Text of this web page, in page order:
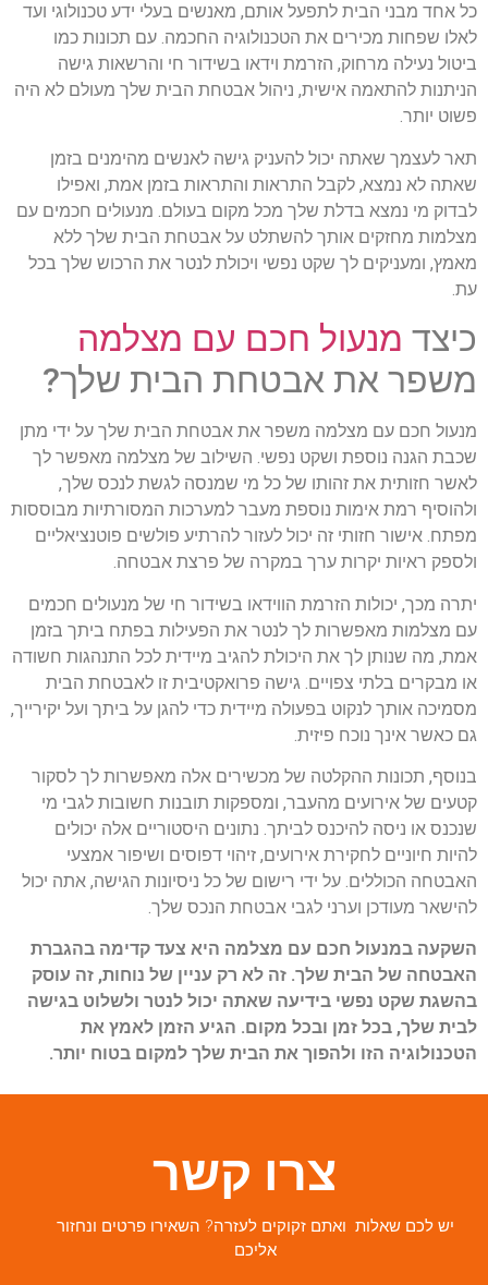
כל אחד מבני הבית לתפעל אותם, מאנשים בעלי ידע טכנולוגי ועד
לאלו שפחות מכירים את הטכנולוגיה החכמה. עם תכונות כמו
ביטול נעילה מרחוק, הזרמת וידאו בשידור חי והרשאות גישה
הניתנות להתאמה אישית, ניהול אבטחת הבית שלך מעולם לא היה
פשוט יותר.
תאר לעצמך שאתה יכול להעניק גישה לאנשים מהימנים בזמן
שאתה לא נמצא, לקבל התראות והתראות בזמן אמת, ואפילו
לבדוק מי נמצא בדלת שלך מכל מקום בעולם. מנעולים חכמים עם
מצלמות מחזקים אותך להשתלט על אבטחת הבית שלך ללא
מאמץ, ומעניקים לך שקט נפשי ויכולת לנטר את הרכוש שלך בכל
עת.
כיצד מנעול חכם עם מצלמה
משפר את אבטחת הבית שלך?
מנעול חכם עם מצלמה משפר את אבטחת הבית שלך על ידי מתן
שכבת הגנה נוספת ושקט נפשי. השילוב של מצלמה מאפשר לך
לאשר חזותית את זהותו של כל מי שמנסה לגשת לנכס שלך,
ולהוסיף רמת אימות נוספת מעבר למערכות המסורתיות מבוססות
מפתח. אישור חזותי זה יכול לעזור להרתיע פולשים פוטנציאליים
ולספק ראיות יקרות ערך במקרה של פרצת אבטחה.
יתרה מכך, יכולות הזרמת הווידאו בשידור חי של מנעולים חכמים
עם מצלמות מאפשרות לך לנטר את הפעילות בפתח ביתך בזמן
אמת, מה שנותן לך את היכולת להגיב מיידית לכל התנהגות חשודה
או מבקרים בלתי צפויים. גישה פרואקטיבית זו לאבטחת הבית
מסמיכה אותך לנקוט בפעולה מיידית כדי להגן על ביתך ועל יקירייך,
גם כאשר אינך נוכח פיזית.
בנוסף, תכונות ההקלטה של מכשירים אלה מאפשרות לך לסקור
קטעים של אירועים מהעבר, ומספקות תובנות חשובות לגבי מי
שנכנס או ניסה להיכנס לביתך. נתונים היסטוריים אלה יכולים
להיות חיוניים לחקירת אירועים, זיהוי דפוסים ושיפור אמצעי
האבטחה הכוללים. על ידי רישום של כל ניסיונות הגישה, אתה יכול
להישאר מעודכן וערני לגבי אבטחת הנכס שלך.
השקעה במנעול חכם עם מצלמה היא צעד קדימה בהגברת
האבטחה של הבית שלך. זה לא רק עניין של נוחות, זה עוסק
בהשגת שקט נפשי בידיעה שאתה יכול לנטר ולשלוט בגישה
לבית שלך, בכל זמן ובכל מקום. הגיע הזמן לאמץ את
הטכנולוגיה הזו ולהפוך את הבית שלך למקום בטוח יותר.
צרו קשר
יש לכם שאלות ואתם זקוקים לעזרה? השאירו פרטים ונחזור
אליכם